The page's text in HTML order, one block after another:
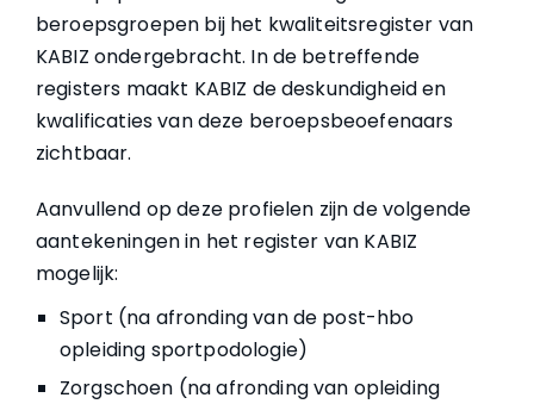
beroepsgroepen bij het kwaliteitsregister van
KABIZ ondergebracht. In de betreffende
registers maakt KABIZ de deskundigheid en
kwalificaties van deze beroepsbeoefenaars
zichtbaar.
Aanvullend op deze profielen zijn de volgende
aantekeningen in het register van KABIZ
mogelijk:
Sport (na afronding van de post-hbo
opleiding sportpodologie)
Zorgschoen (na afronding van opleiding